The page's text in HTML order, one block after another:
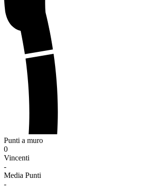
Punti a muro
0
Vincenti
-
Media Punti
-